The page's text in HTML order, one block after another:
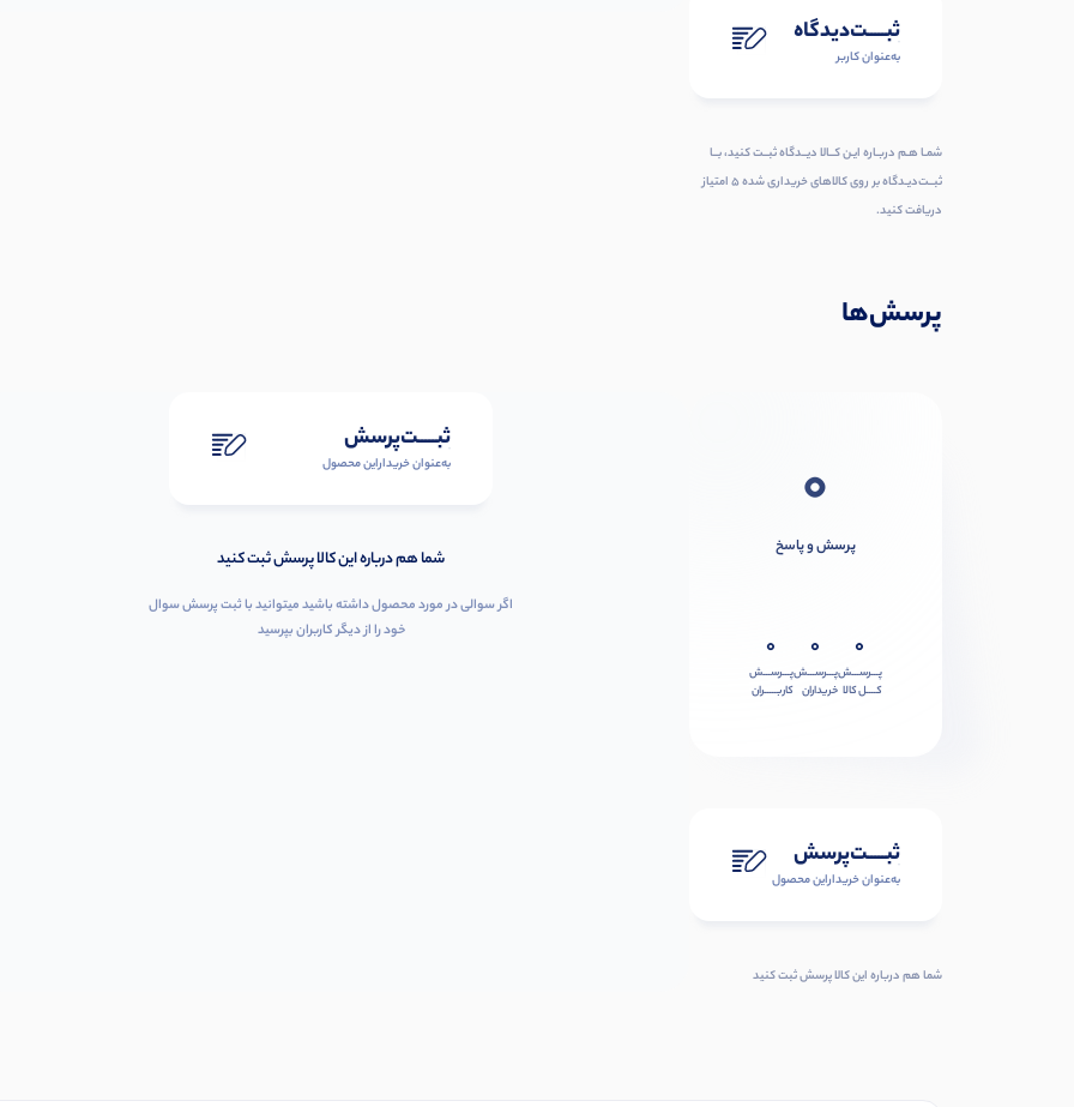
ثبـــــت‌دیدگاه
به‌عنوان کاربر
شمـا هـم دربـاره ایـن کــالا دیــدگاه ثبــت کنید، بــا
ثبــت‌دیـدگاه بر روی کالاهای خریداری شده ۵ امتیاز
دریافت کنید.
پرسش‌ها
0
پرسش و پاسخ
0
پـــرســـش
کــــل کالا
0
پـــرســـش
خریداران
0
پـــرســـش
کاربـــــران
ثبـــــت‌پرسش
به‌عنوان ‌خریدار‌این‌ محصول
شما هم درباره این کالا پرسش ثبت کنید
ثبـــــت‌پرسش
به‌عنوان ‌خریدار‌این‌ محصول
شما هم درباره این کالا پرسش ثبت کنید
اگر سوالی در مورد محصول داشته باشید میتوانید با ثبت پرسش سوال
خود را از دیگر کاربران بپرسید